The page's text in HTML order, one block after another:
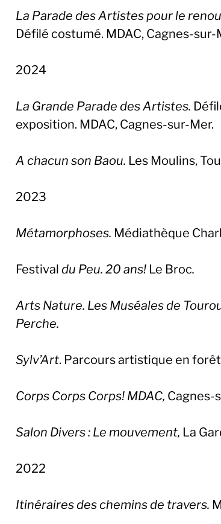
La Parade des Artistes pour le
Défilé costumé. MDAC, Cagnes-sur-
2024
La Grande Parade des Artistes.
exposition. MDAC, Cagnes-sur-Mer.
A chacun son Baou. Les Moulins,
2023
Métamorphoses. Médiathèque
Festival du Peu. 20 ans! Le Broc.
Arts Nature. Les Muséales de
Perche.
Sylv’Art. Parcours artistique en
Corps Corps Corps! MDAC, Cagnes-
Salon Divers : Le mouvement, La
2022
Itinéraires des chemins de travers.